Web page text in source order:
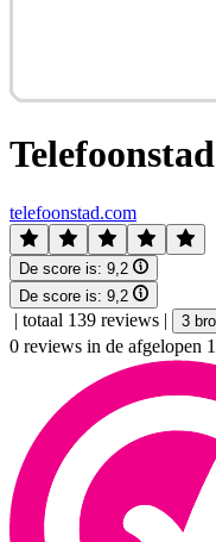
Telefoonstad
telefoonstad.com
De score is: 9,2
De score is: 9,2
| totaal 139 reviews | 3
0 reviews in de afgelopen